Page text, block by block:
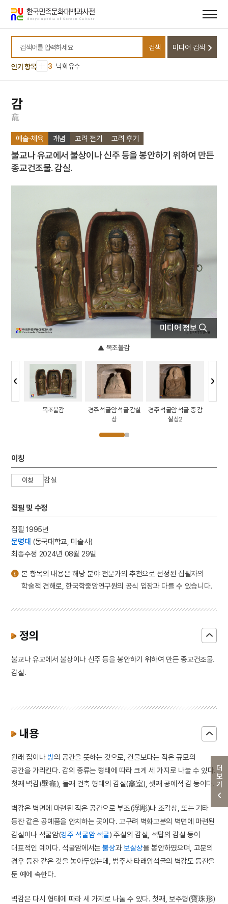
바로가기
바로가기
검색어를 입력하세요
검색 미디어 검색
인기 항목
10 무명
1 금성대군
2 조총
3 낙화유수
4 서울은로초등학교
훈련도감
9 데릴사위
10
무명
3
낙화유수
4
서울은로초등학교
5 세조
6
조바위
7
진경산수화
훈련도감
9 데릴사위
10 무명
더보기
감
龕
예술·체육 개념 고려 전기 고려 후기
불교나 유교에서 불상이나 신주 등을 봉안하기 위하여 만든
종교건조물. 감실.
미디어 정보
목조불감
목조불감
경주 석굴암 석굴 감실
상
경주 석굴암 석굴 중 감
실상2
이칭
이칭 감실
집필 및 수정
집필 1995년
문명대 (동국대학교, 미술사)
최종수정 2024년 08월 29일
본 항목의 내용은 해당 분야 전문가의 추천으로 선정된 집필자의
학술적 견해로, 한국학중앙연구원의 공식 입장과 다를 수 있습니다.
정의
불교나 유교에서 불상이나 신주 등을 봉안하기 위하여 만든 종교건조물.
감실.
내용
원래 집이나 방의 공간을 뜻하는 것으로, 건물보다는 작은 규모의
공간을 가리킨다. 감의 종류는 형태에 따라 크게 세 가지로 나눌 수 있다.
첫째 벽감(壁龕), 둘째 건축 형태의 감실(龕室), 셋째 공예적 감 등이다.
벽감은 벽면에 마련된 작은 공간으로 부조(浮彫)나 조각상, 또는 기타
등잔 같은 공예품을 안치하는 곳이다. 고구려 벽화고분의 벽면에 마련된
감실이나 석굴암(경주 석굴암 석굴) 주실의 감실, 석탑의 감실 등이
대표적인 예이다. 석굴암에서는불상과 보살상을 봉안하였으며, 고분의
경우 등잔 같은 것을 놓아두었는데, 법주사 타래암석굴의 벽감도 등잔을
둔 예에 속한다.
벽감은 다시 형태에 따라 세 가지로 나눌 수 있다. 첫째, 보주형(寶珠形)